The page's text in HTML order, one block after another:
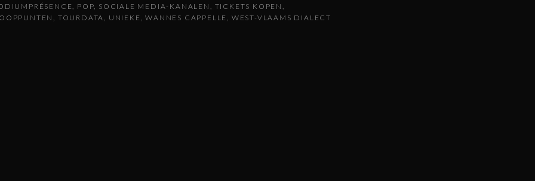
POP SOCIALE MEDIA-KANALEN
TICKETS KOPEN
TOURDATA UNIEKE WANNES CAPPELLE WEST-VLAAMS DIALECT